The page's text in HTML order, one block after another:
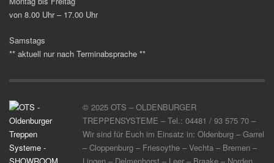
von 8.00 Uhr – 17.00 Uhr
Samstags
** aktuell nur nach Terminabsprache **
© 2025 OTS – OLDENBURGER
TREPPENSYSTEME – Tel.: 04481 / 93 575 70 –
Wir sind für Euch im Einsatz in: Oldenburg – Garrel
– Cloppenburg – Friesoythe – Vechta – Bremen –